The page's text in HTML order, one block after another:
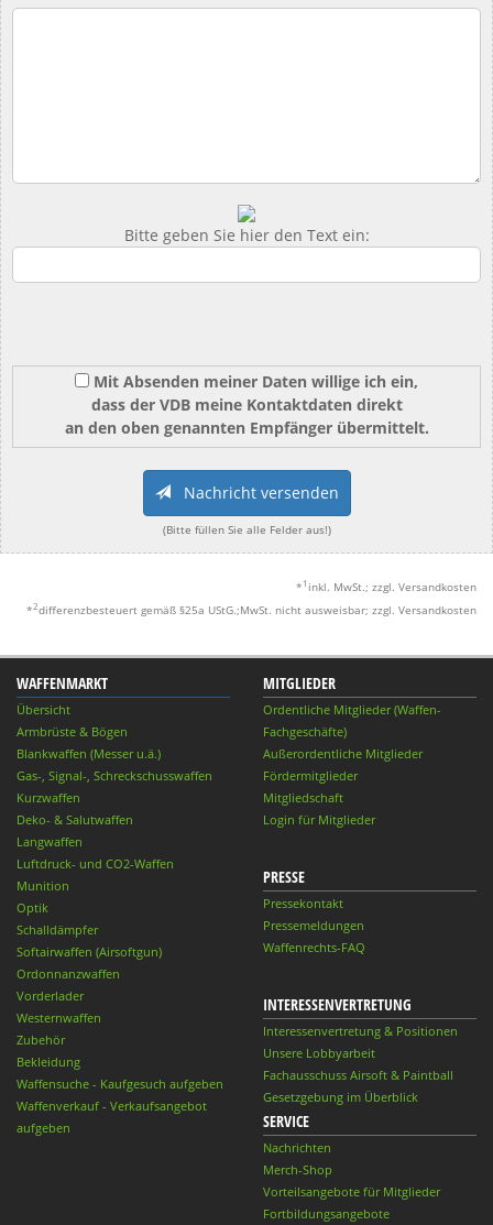
Bitte geben Sie hier den Text ein:
Mit Absenden meiner Daten willige ich ein,
dass der VDB meine Kontaktdaten direkt
an den oben genannten Empfänger übermittelt.
Nachricht versenden
(Bitte füllen Sie alle Felder aus!)
* 1 inkl. MwSt.; zzgl. Versandkosten
*2differenzbesteuert gemäß §25a UStG.;MwSt. nicht ausweisbar; zzgl. Versandkosten
WAFFENMARKT
Übersicht
Armbrüste & Bögen
Blankwaffen (Messer u.ä.)
Gas-, Signal-, Schreckschusswaffen
Kurzwaffen
Deko- & Salutwaffen
Langwaffen
Luftdruck- und CO2-Waffen
Munition
Optik
Schalldämpfer
Softairwaffen (Airsoftgun)
Ordonnanzwaffen
Vorderlader
Westernwaffen
Zubehör
Bekleidung
Waffensuche - Kaufgesuch aufgeben
Waffenverkauf - Verkaufsangebot
aufgeben
MITGLIEDER
Ordentliche Mitglieder (Waffen-
Fachgeschäfte)
Außerordentliche Mitglieder
Fördermitglieder
Mitgliedschaft
Login für Mitglieder
PRESSE
Pressekontakt
Pressemeldungen
Waffenrechts-FAQ
INTERESSENVERTRETUNG
Interessenvertretung & Positionen
Unsere Lobbyarbeit
Fachausschuss Airsoft & Paintball
Gesetzgebung im Überblick
SERVICE
Nachrichten
Merch-Shop
Vorteilsangebote für Mitglieder
Fortbildungsangebote